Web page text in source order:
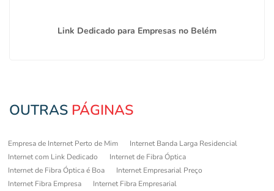
Link Dedicado para Empresas no Belém
OUTRAS PÁGINAS
Empresa de Internet Perto de Mim
Internet Banda Larga Residencial
Internet com Link Dedicado
Internet de Fibra Óptica
Internet de Fibra Óptica é Boa
Internet Empresarial Preço
Internet Fibra Empresa
Internet Fibra Empresarial